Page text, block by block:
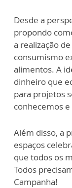
Desde a
propondo
a realização
consumismo
alimentos. A
dinheiro que
para projetos
conhecemos
Além disso, a
espaços
que todos os
Todos
Campanha!